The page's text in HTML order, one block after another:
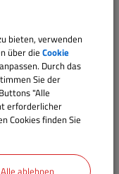
bieten, verwenden
über die Cookie
Durch das
Sie der
"Alle
erforderlicher
Cookies finden Sie
Alle ablehnen